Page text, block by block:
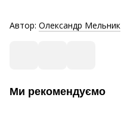
Автор: Олександр Мельник
Ми рекомендуємо